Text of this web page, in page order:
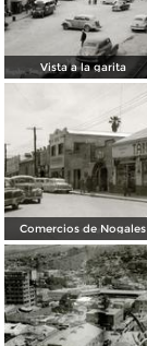
Vista a la garita
Comercios de Nogales